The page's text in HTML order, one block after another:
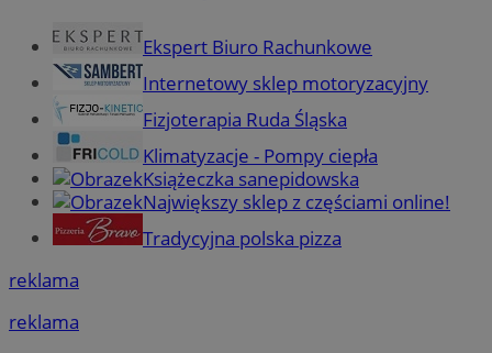
Ekspert Biuro Rachunkowe
Internetowy sklep motoryzacyjny
Fizjoterapia Ruda Śląska
Klimatyzacje - Pompy ciepła
Książeczka sanepidowska
Największy sklep z częściami online!
Tradycyjna polska pizza
reklama
reklama